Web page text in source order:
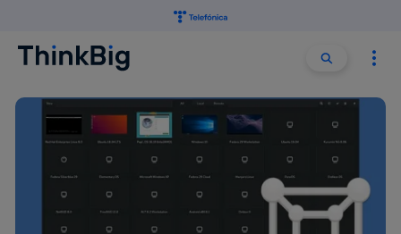
Buscar